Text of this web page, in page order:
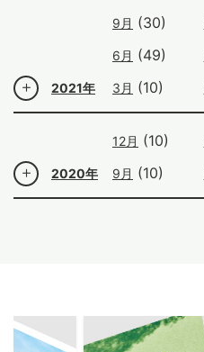
2021年
9月 (30)
6月 (49)
3月 (10)
2020年
12月 (10)
9月 (10)